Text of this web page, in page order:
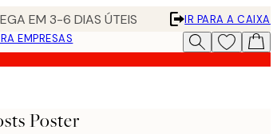
EM 3-6 DIAS ÚTEIS
IR PARA A CAIXA
EMPRESAS
Poster